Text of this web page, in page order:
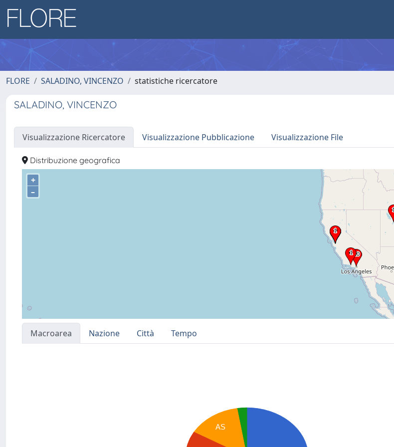
FLORE SALADINO, VINCENZO statistiche ricercatore
SALADINO, VINCENZO
Visualizzazione Ricercatore Visualizzazione Pubblicazione Visualizzazione File
Distribuzione geografica
+
–
Macroarea Nazione Città
Tempo
AS